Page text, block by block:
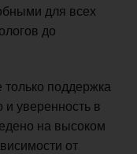
для всех
до
поддержка
и уверенность в
на высоком
от